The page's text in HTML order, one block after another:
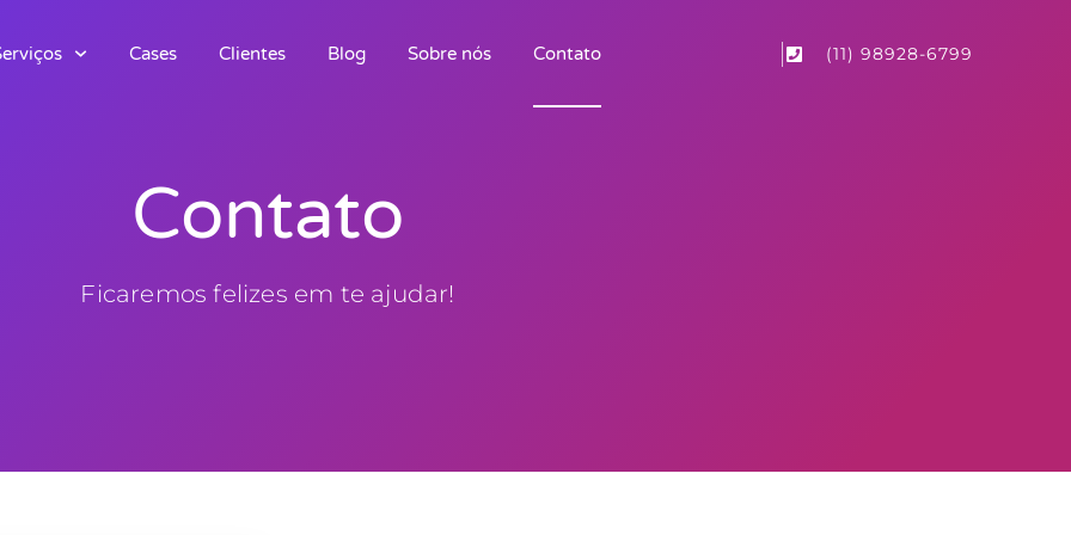
Cases Clientes Blog Sobre nós Contato (11) 98928-6799
Contato
Ficaremos felizes em te ajudar!